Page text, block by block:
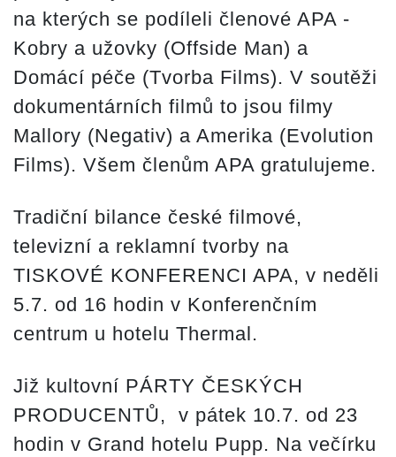
na kterých se podíleli členové APA -
Kobry a užovky (Offside Man) a
Domácí péče (Tvorba Films). V soutěži
dokumentárních filmů to jsou filmy
Mallory (Negativ) a Amerika (Evolution
Films). Všem členům APA gratulujeme.
Tradiční bilance české filmové,
televizní a reklamní tvorby na
TISKOVÉ KONFERENCI APA, v neděli
5.7. od 16 hodin v Konferenčním
centrum u hotelu Thermal.
Již kultovní PÁRTY ČESKÝCH
PRODUCENTŮ, v pátek 10.7. od 23
hodin v Grand hotelu Pupp. Na večírku